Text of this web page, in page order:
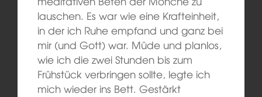
lauschen. Es war wie eine Krafteinheit,
in der ich Ruhe empfand und ganz bei
mir (und Gott) war. Müde und planlos,
wie ich die zwei Stunden bis zum
Frühstück verbringen sollte, legte ich
mich wieder ins Bett. Gestärkt